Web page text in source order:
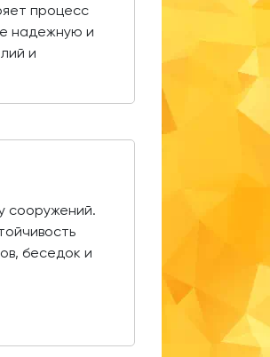
процесс
надежную и
и
сооружений.
беседок и